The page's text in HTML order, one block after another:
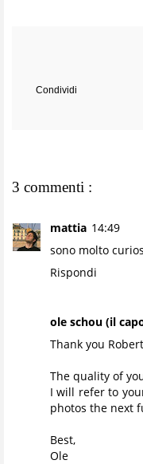
Condividi
3 commenti :
mattia 14:49
sono molto
Rispondi
ole schou (il
Thank you
The quality of
I will refer to
photos the next
Best,
Ole